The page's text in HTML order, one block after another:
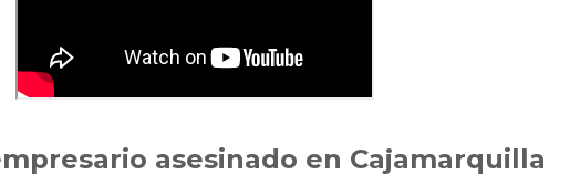
asesinado en Cajamarquilla